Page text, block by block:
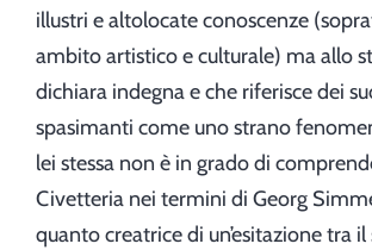
illustri e altolocate conoscenze
ambito artistico e culturale) ma allo
dichiara indegna e che riferisce dei
spasimanti come uno strano
lei stessa non è in grado di
Civetteria nei termini di Georg
quanto creatrice di un’esitazione tra